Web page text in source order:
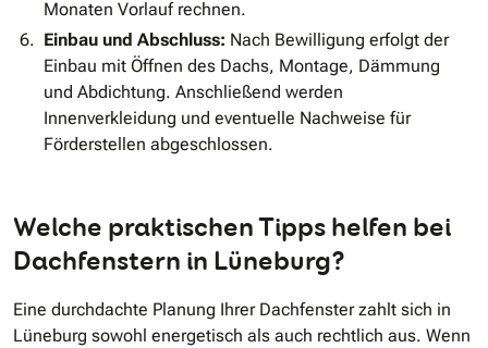
Monaten Vorlauf rechnen.
Einbau und Abschluss: Nach Bewilligung erfolgt der
Einbau mit Öffnen des Dachs, Montage, Dämmung
und Abdichtung. Anschließend werden
Innenverkleidung und eventuelle Nachweise für
Förderstellen abgeschlossen.
Welche praktischen Tipps helfen bei
Dachfenstern in Lüneburg?
Eine durchdachte Planung Ihrer Dachfenster zahlt sich in
Lüneburg sowohl energetisch als auch rechtlich aus. Wenn